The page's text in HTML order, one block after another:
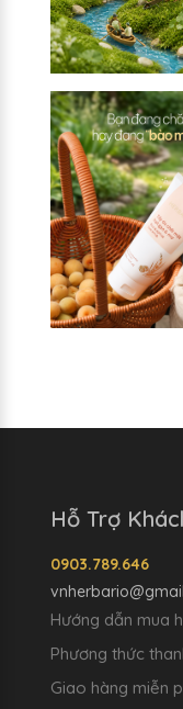
Hỗ Trợ
0903.789.646
Hướng dẫn mua
Phương thức
Giao hàng miễn